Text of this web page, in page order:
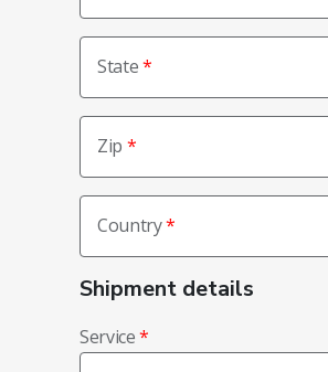
State
Zip
Country
Shipment details
Service